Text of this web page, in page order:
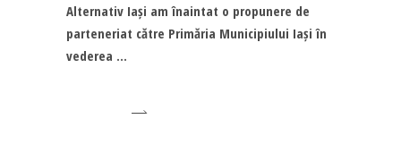
Alternativ Iași am înaintat o propunere de
parteneriat către Primăria Municipiului Iași în
vederea